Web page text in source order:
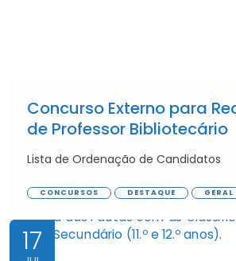
Concurso Externo para
de Professor Bibliotecário
Lista de Ordenação de Candidatos
CONCURSOS DESTAQUE GERAL
17